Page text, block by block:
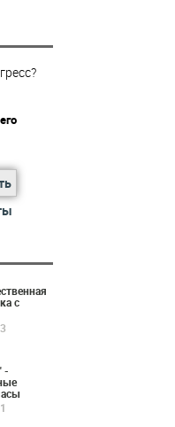
с
-